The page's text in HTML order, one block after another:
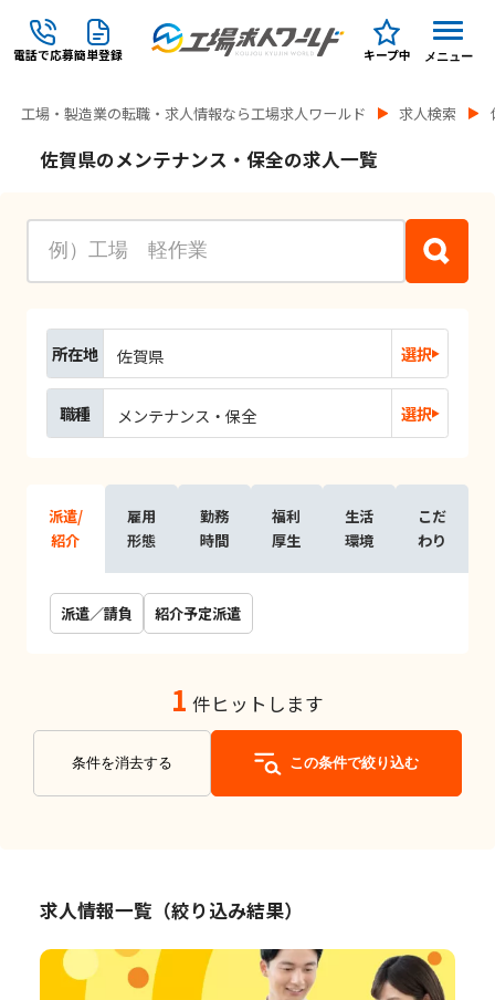
電話で応募簡単登録 キープ中 メニュー
工場・製造業の転職・求人情報なら工場求人ワールド 求人検索
佐賀県のメンテナンス・保全の求人一覧
所在地 佐賀県 選択
職種 メンテナンス・保全 選択
派遣/
紹介
雇用
形態
勤務
時間
福利
厚生
生活
環境
こだ
わり
派遣／請負 紹介予定派遣
1 件ヒットします
条件を消去する この条件で絞り込む
求人情報一覧（絞り込み結果）